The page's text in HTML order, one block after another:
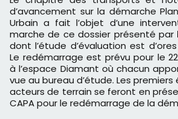
d’avancement sur la démarche
Urbain a fait l’objet d’une
marche de ce dossier présenté par
dont l’étude d’évaluation est
Le redémarrage est prévu pour le
à l’espace Diamant où chacun
vue au bureau d’étude. Les
acteurs de terrain se feront en
CAPA pour le redémarrage de la